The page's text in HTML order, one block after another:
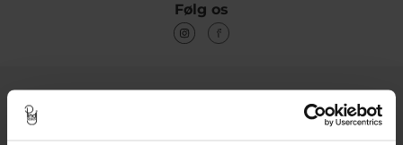
Følg os